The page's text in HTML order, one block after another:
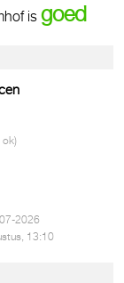
is goed
ok)
2026
13:10